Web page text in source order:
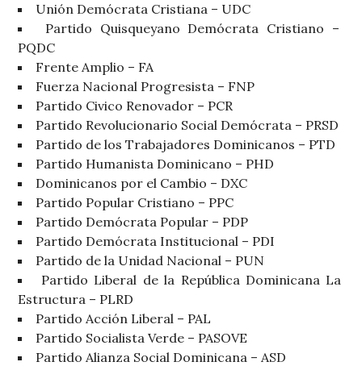
Unión Demócrata Cristiana – UDC
Partido Quisqueyano Demócrata Cristiano –
PQDC
Frente Amplio – FA
Fuerza Nacional Progresista – FNP
Partido Civico Renovador – PCR
Partido Revolucionario Social Demócrata – PRSD
Partido de los Trabajadores Dominicanos – PTD
Partido Humanista Dominicano – PHD
Dominicanos por el Cambio – DXC
Partido Popular Cristiano – PPC
Partido Demócrata Popular – PDP
Partido Demócrata Institucional – PDI
Partido de la Unidad Nacional – PUN
Partido Liberal de la República Dominicana La
Estructura – PLRD
Partido Acción Liberal – PAL
Partido Socialista Verde – PASOVE
Partido Alianza Social Dominicana – ASD